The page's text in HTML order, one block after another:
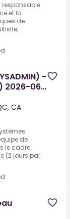
responsable
et la
de
-
2026-06-
CA
de
le cadre
(2 jours par